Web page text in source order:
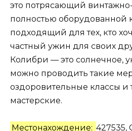
это потрясающий
полностью оборудованной
подходящий для тех, кто
частный ужин для своих
Колибри — это солнечное,
можно проводить такие
оздоровительные классы и
мастерские.
Местонахождение: 427535,